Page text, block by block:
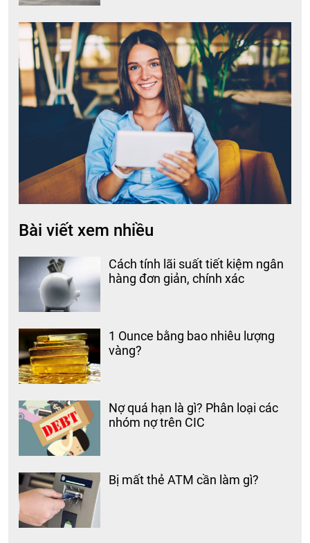
Bài viết xem nhiều
Cách tính lãi suất tiết kiệm ngân
hàng đơn giản, chính xác
1 Ounce bằng bao nhiêu lượng
vàng?
Nợ quá hạn là gì? Phân loại các
nhóm nợ trên CIC
Bị mất thẻ ATM cần làm gì?